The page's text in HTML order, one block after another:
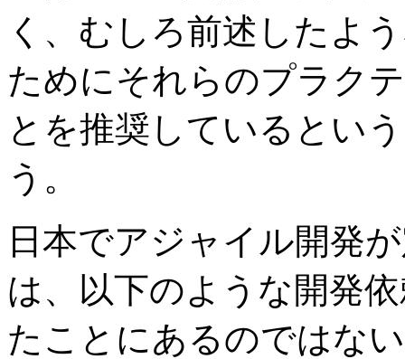
く、むしろ前述したよ
ためにそれらのプラク
とを推奨しているとい
う。
日本でアジャイル開発
は、以下のような開発
たことにあるのではな